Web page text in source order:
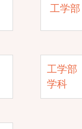
工学
工学部
学科